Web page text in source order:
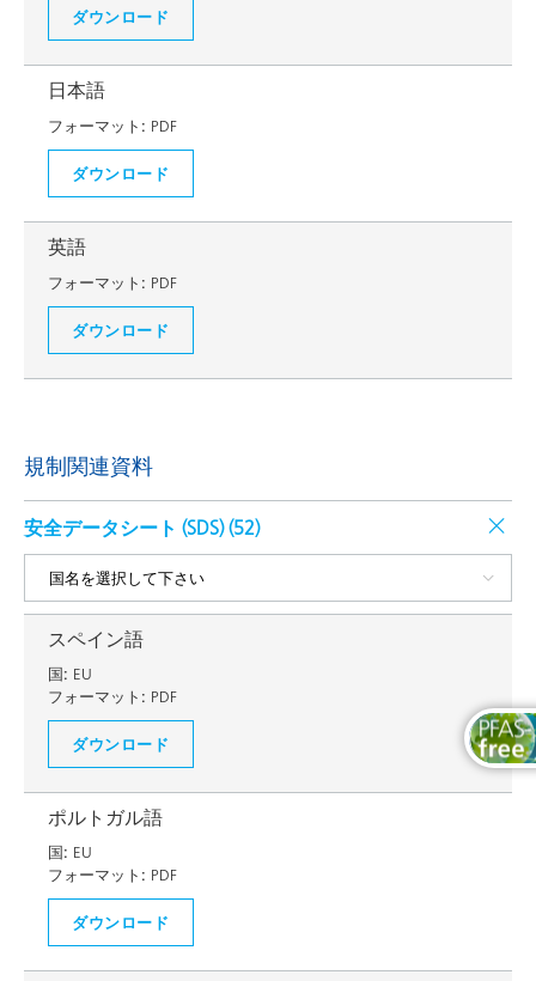
ダウンロード
日本語
フォーマット: PDF
ダウンロード
英語
フォーマット: PDF
ダウンロード
規制関連資料
安全データシート (SDS) (52)
スペイン語
国: EU
フォーマット: PDF
ダウンロード
ポルトガル語
国: EU
フォーマット: PDF
ダウンロード